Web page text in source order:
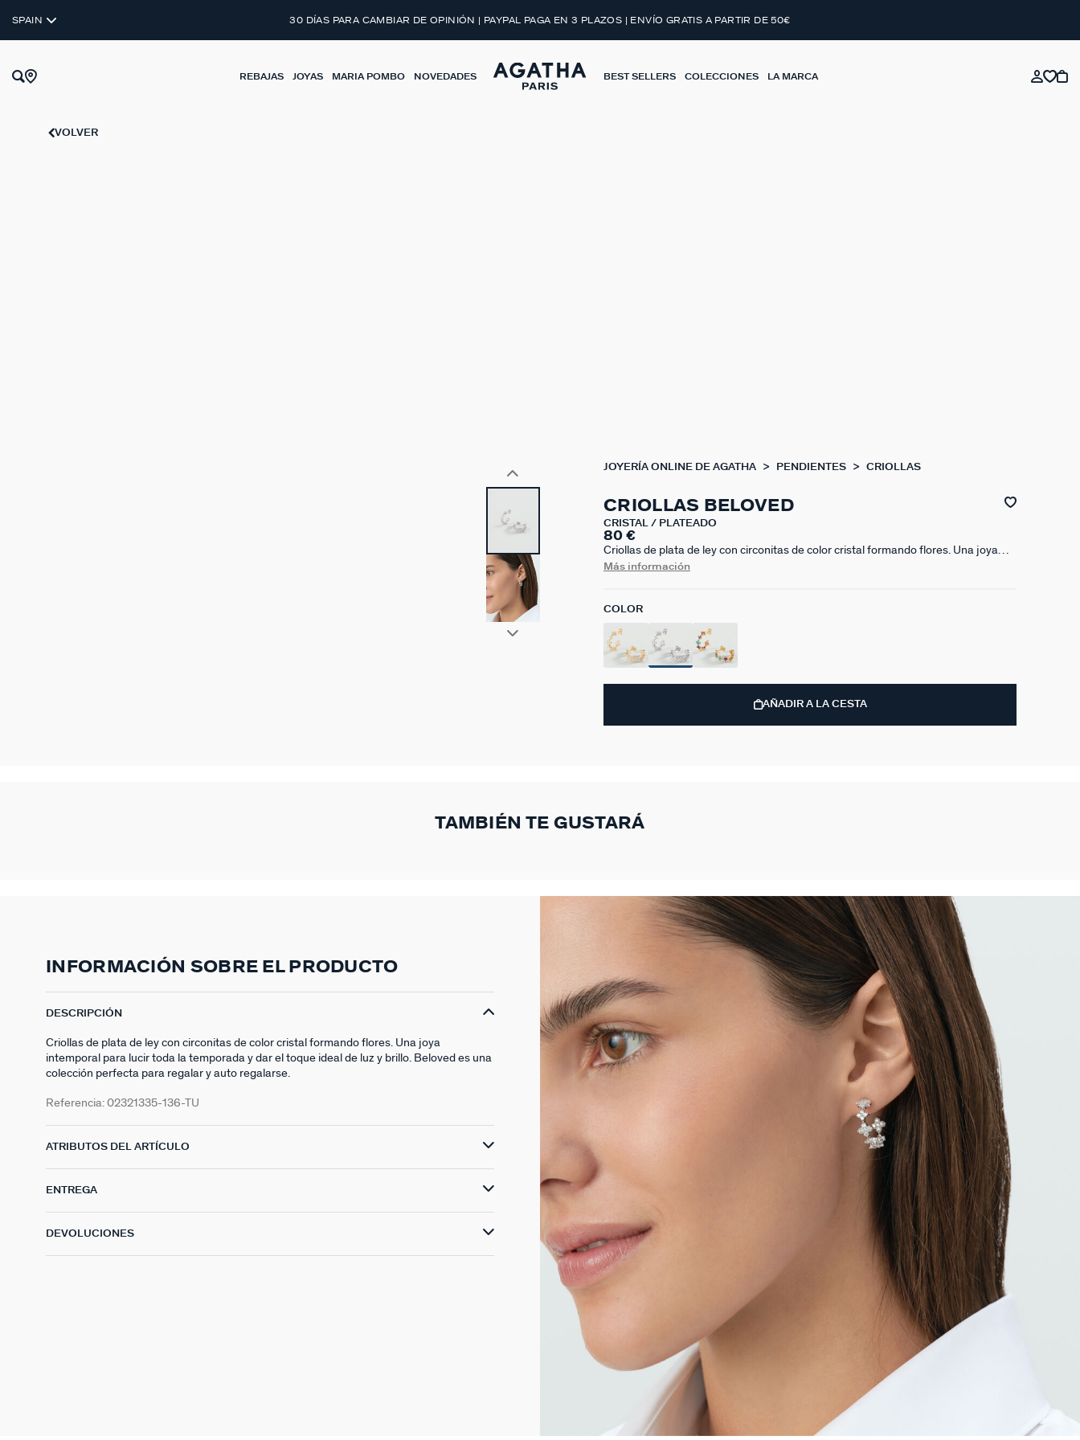
SPAIN 30 DÍAS PARA CAMBIAR DE OPINIÓN | PAYPAL PAGA EN 3 PLAZOS | ENVÍO GRATIS A PARTIR DE 50€
REBAJAS JOYAS MARIA POMBO NOVEDADES BEST SELLERS COLECCIONES LA MARCA
VOLVER
JOYERÍA ONLINE DE AGATHA PENDIENTES CRIOLLAS
CRIOLLAS BELOVED
CRISTAL / PLATEADO
80 €
Criollas de plata de ley con circonitas de color cristal formando flores. Una joya
intemporal para lucir toda la temporada y dar el toque ideal de luz y brillo. Beloved
Más información
COLOR
AÑADIR A LA CESTA
TAMBIÉN TE GUSTARÁ
INFORMACIÓN SOBRE EL PRODUCTO
DESCRIPCIÓN
Criollas de plata de ley con circonitas de color cristal formando flores. Una joya
intemporal para lucir toda la temporada y dar el toque ideal de luz y brillo. Beloved es una
colección perfecta para regalar y auto regalarse.
Referencia: 02321335-136-TU
ATRIBUTOS DEL ARTÍCULO
ENTREGA
DEVOLUCIONES